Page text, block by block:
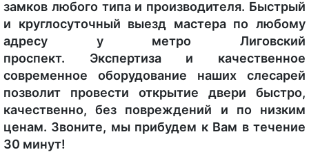
замков любого типа и производителя. Быстрый
и круглосуточный выезд мастера по любому
адресу у метро Лиговский
проспект. Экспертиза и качественное
современное оборудование наших слесарей
позволит провести открытие двери быстро,
качественно, без повреждений и по низким
ценам. Звоните, мы прибудем к Вам в течение
30 минут!